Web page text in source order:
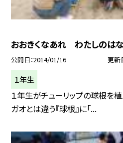
おおきくなあれ わたしのはな
公開日 2014/01/16 更新
１年生
１年生がチューリップの球根を
ガオとは違う『球根』に「...